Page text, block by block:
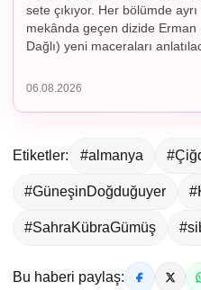
sete çıkıyor. Her bölümde
mekânda geçen dizide Erman
Dağlı) yeni maceraları
06.08.2026
Etiketler: #almanya
#GüneşinDoğduğuyer
#SahraKübraGümüş
Bu haberi paylaş: